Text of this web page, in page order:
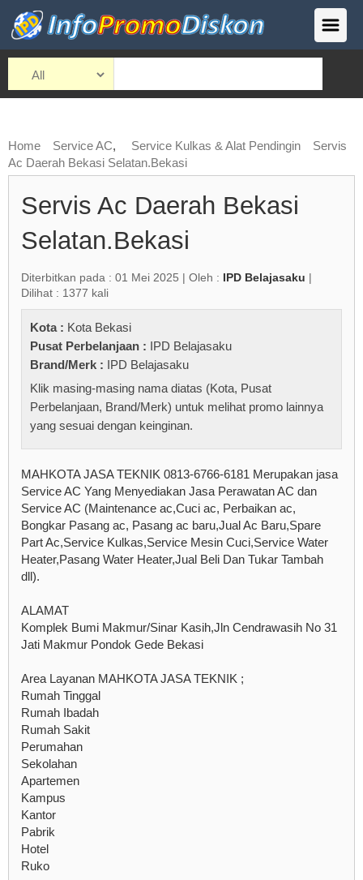
Home Service AC, Service Kulkas & Alat Pendingin
Servis
Ac Daerah Bekasi Selatan.Bekasi
Servis Ac Daerah Bekasi
Selatan.Bekasi
Diterbitkan pada : 01 Mei 2025 | Oleh : IPD Belajasaku |
Dilihat : 1377 kali
Kota : Kota Bekasi
Pusat Perbelanjaan : IPD Belajasaku
Brand/Merk : IPD Belajasaku
Klik masing-masing nama diatas (Kota, Pusat
Perbelanjaan, Brand/Merk) untuk melihat promo lainnya
yang sesuai dengan keinginan.
MAHKOTA JASA TEKNIK 0813-6766-6181 Merupakan jasa
Service AC Yang Menyediakan Jasa Perawatan AC dan
Service AC (Maintenance ac,Cuci ac, Perbaikan ac,
Bongkar Pasang ac, Pasang ac baru,Jual Ac Baru,Spare
Part Ac,Service Kulkas,Service Mesin Cuci,Service Water
Heater,Pasang Water Heater,Jual Beli Dan Tukar Tambah
dll).
ALAMAT
Komplek Bumi Makmur/Sinar Kasih,Jln Cendrawasih No 31
Jati Makmur Pondok Gede Bekasi
Area Layanan MAHKOTA JASA TEKNIK ;
Rumah Tinggal
Rumah Ibadah
Rumah Sakit
Perumahan
Sekolahan
Apartemen
Kampus
Kantor
Pabrik
Hotel
Ruko